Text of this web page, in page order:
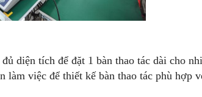
diện tích để đặt 1 bàn thao tác dài cho
làm việc để thiết kế bàn thao tác phù hợp